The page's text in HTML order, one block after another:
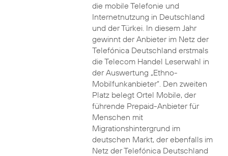
die mobile Telefonie und
Internetnutzung in Deutschland
und der Türkei. In diesem Jahr
gewinnt der Anbieter im Netz der
Telefónica Deutschland erstmals
die Telecom Handel Leserwahl in
der Auswertung „Ethno-
Mobilfunkanbieter“. Den zweiten
Platz belegt Ortel Mobile, der
führende Prepaid-Anbieter für
Menschen mit
Migrationshintergrund im
deutschen Markt, der ebenfalls im
Netz der Telefónica Deutschland